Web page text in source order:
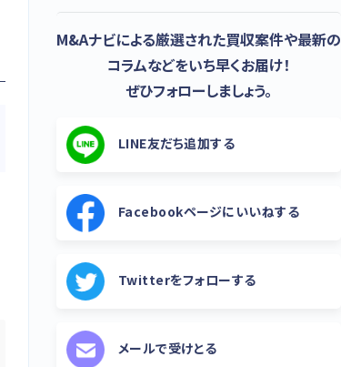
M&Aナビによる厳選された買収案件や最新の
コラムなどをいち早くお届け！
ぜひフォローしましょう。
LINE友だち追加する
Facebookページにいいねする
Twitterをフォローする
メールで受けとる